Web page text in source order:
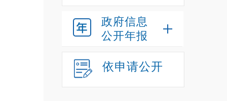
政府信息
公开年报
依申请公开